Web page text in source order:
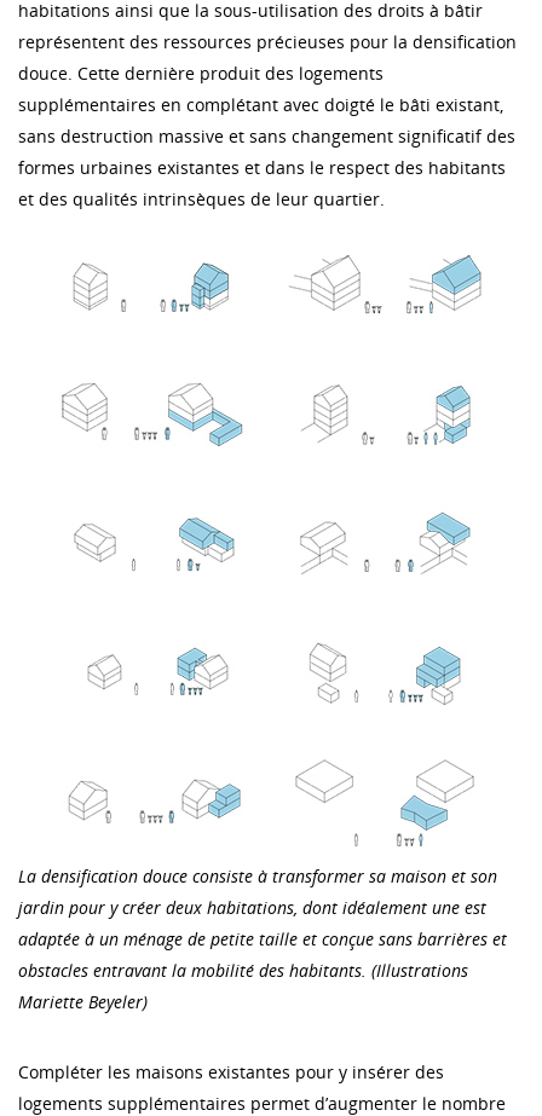
habitations ainsi que la sous-utilisation des droits à bâtir
représentent des ressources précieuses pour la densification
douce. Cette dernière produit des logements
supplémentaires en complétant avec doigté le bâti existant,
sans destruction massive et sans changement significatif des
formes urbaines existantes et dans le respect des habitants
et des qualités intrinsèques de leur quartier.
La densification douce consiste à transformer sa maison et son
jardin pour y créer deux habitations, dont idéalement une est
adaptée à un ménage de petite taille et conçue sans barrières et
obstacles entravant la mobilité des habitants. (Illustrations
Mariette Beyeler)
Compléter les maisons existantes pour y insérer des
logements supplémentaires permet d’augmenter le nombre